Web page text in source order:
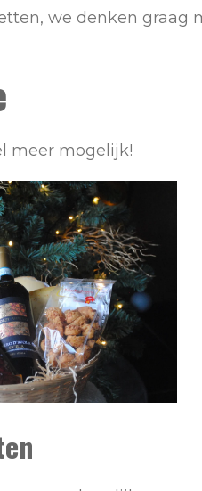
we denken graag
meer mogelijk!